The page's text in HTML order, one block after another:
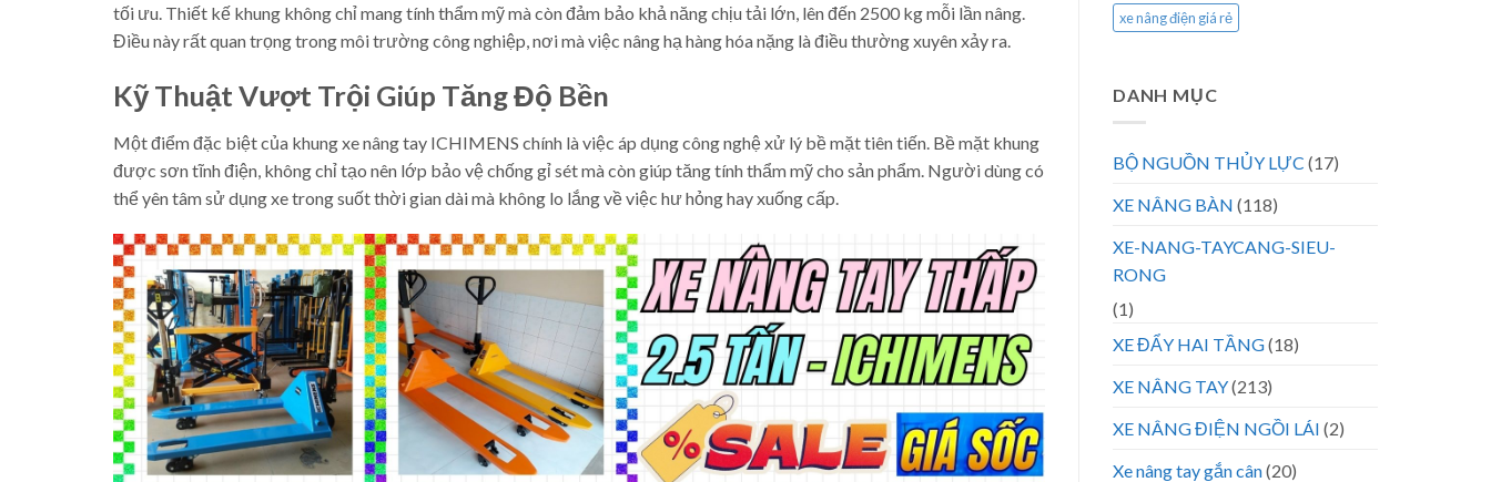
tối ưu. Thiết kế khung không chỉ mang tính thẩm mỹ mà còn đảm bảo khả năng chịu tải lớn, lên đến 2500 kg mỗi lần nâng.
Điều này rất quan trọng trong môi trường công nghiệp, nơi mà việc nâng hạ hàng hóa nặng là điều thường xuyên xảy ra.
Kỹ Thuật Vượt Trội Giúp Tăng Độ Bền
Một điểm đặc biệt của khung xe nâng tay ICHIMENS chính là việc áp dụng công nghệ xử lý bề mặt tiên tiến. Bề mặt khung
được sơn tĩnh điện, không chỉ tạo nên lớp bảo vệ chống gỉ sét mà còn giúp tăng tính thẩm mỹ cho sản phẩm. Người dùng có
thể yên tâm sử dụng xe trong suốt thời gian dài mà không lo lắng về việc hư hỏng hay xuống cấp.
xe nâng điện giá rẻ
DANH MỤC
BỘ NGUỒN THỦY LỰC (17)
XE NÂNG BÀN (118)
XE-NANG-TAYCANG-SIEU-
RONG
(1)
XE ĐẨY HAI TẦNG(18)
XE NÂNG TAY(213)
XE NÂNG ĐIỆN NGỒI LÁI (2)
Xe nâng tay gắn cân(20)